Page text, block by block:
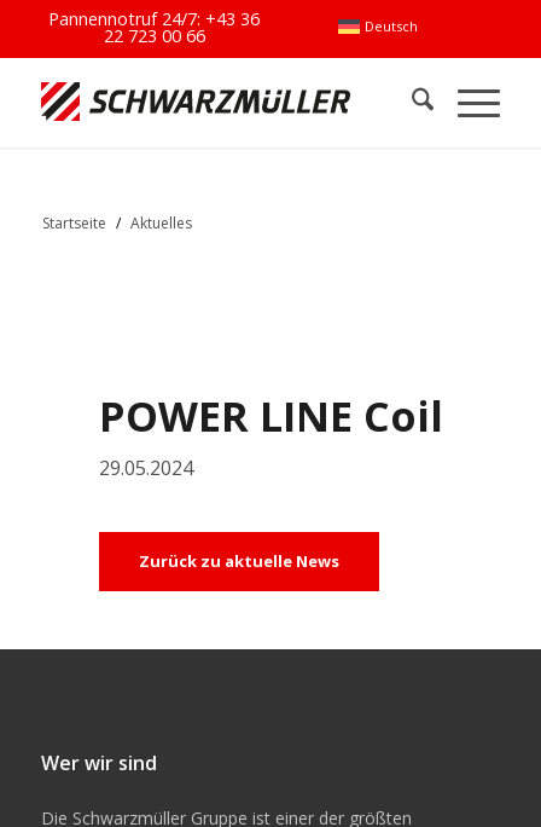
Deutsch
Pannennotruf 24/7:+43 36
22 723 00 66
Startseite / Aktuelles
POWER LINE Coil
29.05.2024
Zurück zu aktuelle News
Wer wir sind
Die Schwarzmüller Gruppe ist einer der größten